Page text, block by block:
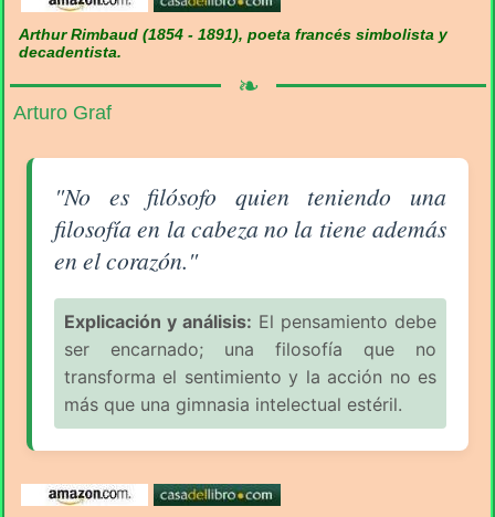
Arthur Rimbaud (1854 - 1891), poeta francés simbolista y
decadentista.
❧
Arturo Graf
Aforismo sobre la Filosofía (pág. 2/16) - Arturo Graf
"No es filósofo quien teniendo una
filosofía en la cabeza no la tiene además
en el corazón."
Explicación y análisis: El pensamiento debe
ser encarnado; una filosofía que no
transforma el sentimiento y la acción no es
más que una gimnasia intelectual estéril.